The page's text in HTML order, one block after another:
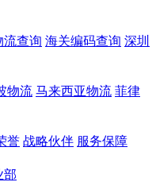
流查询 海关编码查询 深圳
物流 马来西亚物流 菲律
誉 战略伙伴 服务保障
部